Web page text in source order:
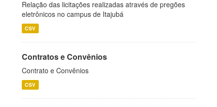
Relação das licitações realizadas através de pregões
eletrônicos no campus de Itajubá
CSV
Contratos e Convênios
Contrato e Convênios
CSV